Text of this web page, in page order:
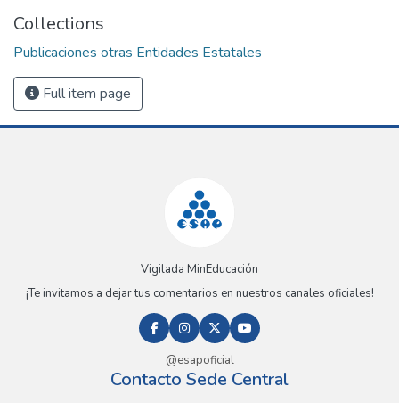
Collections
Publicaciones otras Entidades Estatales
Full item page
Vigilada MinEducación
¡Te invitamos a dejar tus comentarios en nuestros canales oficiales!
@esapoficial
Contacto Sede Central